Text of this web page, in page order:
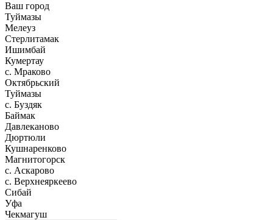
Ваш город
Туймазы
Мелеуз
Стерлитамак
Ишимбай
Кумертау
c. Мраково
Октябрьский
Туймазы
c. Буздяк
Баймак
Давлеканово
Дюртюли
Кушнаренково
Магнитогорск
с. Аскарово
с. Верхнеяркеево
Сибай
Уфа
Чекмагуш